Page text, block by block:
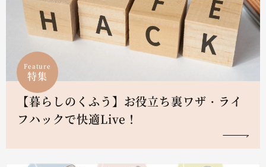
Feature
特集
【暮らしのくふう】お役立ち裏ワザ・ライ
フハックで快適Live！